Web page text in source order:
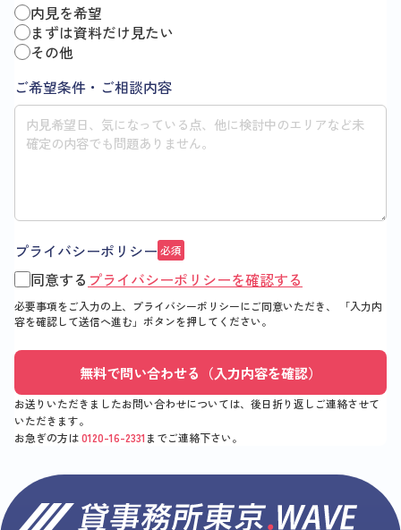
内見を希望
まずは資料だけ見たい
その他
ご希望条件・ご相談内容
プライバシーポリシー 必須
同意する プライバシーポリシーを確認する
必要事項をご入力の上、プライバシーポリシーにご同意いただき、
「入力内
容を確認して送信へ進む」 ボタンを押してください。
無料で問い合わせる（入力内容を確認）
お送りいただきましたお問い合わせについては、後日折り返しご連絡させて
いただきます。
お急ぎの方は0120-16-2331 までご連絡下さい。